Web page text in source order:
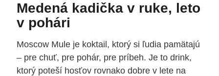
Medená kadička v ruke, leto
v pohári
Moscow Mule je koktail, ktorý si ľudia pamätajú
– pre chuť, pre pohár, pre príbeh. Je to drink,
ktorý poteší hosťov rovnako dobre v lete na